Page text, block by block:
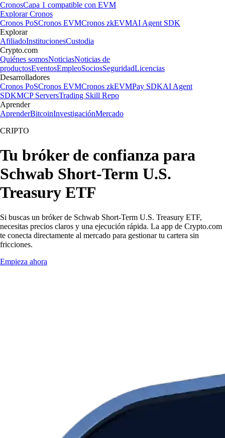
CronosCapa 1 compatible con EVM
Explorar Cronos
Cronos PoSCronos EVMCronos zkEVMAI Agent SDK
Explorar
AfiliadoInstitucionesCustodia
Crypto.com
Quiénes somosNoticiasNoticias de
productosEventosEmpleoSociosSeguridadLicencias
Desarrolladores
Cronos PoSCronos EVMCronos zkEVMPay SDKAI Agent
SDKMCP ServersTrading Skill Repo
Aprender
AprenderBitcoinInvestigaciónMercado
CRIPTO
Tu bróker de confianza para
Schwab Short-Term U.S.
Treasury ETF
Si buscas un bróker de Schwab Short-Term U.S. Treasury ETF,
necesitas precios claros y una ejecución rápida. La app de Crypto.com
te conecta directamente al mercado para gestionar tu cartera sin
fricciones.
Empieza ahora